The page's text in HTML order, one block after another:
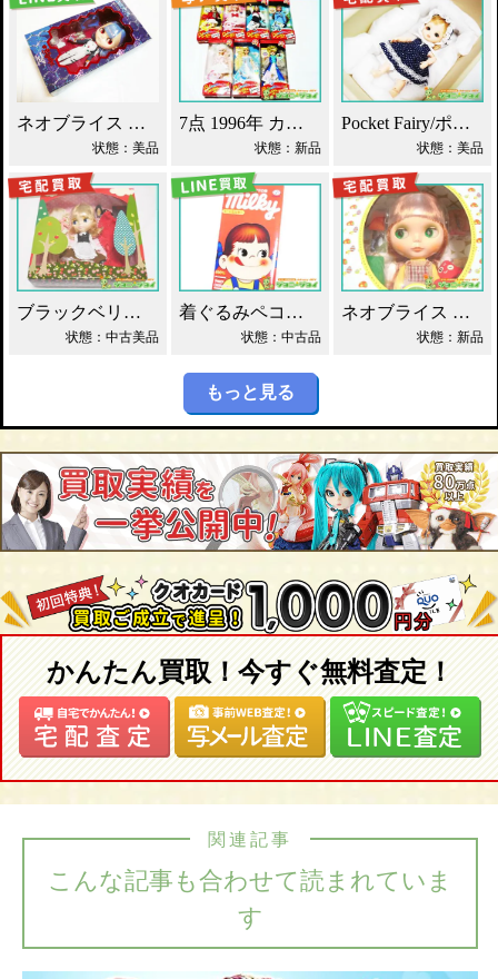
ネオブライス エヴァンゲリオン 綾波レイ 買取！
状態：美品
7点 1996年 カレンダーガール ジェニー人形 買取！
状態：新品
Pocket Fairy/ポケットフェアリー PF ドール買取！
状態：美品
ブラックベリーブッシュ ネオブライス Blythe買取！
状態：中古美品
着ぐるみペコちゃん ベアブリック 400% 買取！
状態：中古品
ネオブライス グルーヴィーグルーヴ タカラ買取！
状態：新品
もっと見る
かんたん買取！今すぐ無料査定！
こんな記事も合わせて読まれていま
す
関連記事